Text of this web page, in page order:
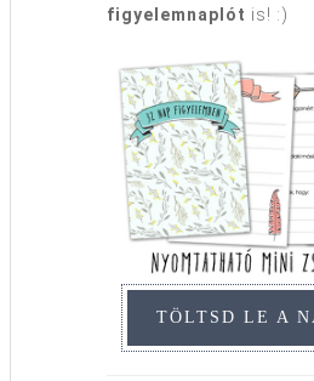
figyelemnaplót is! :)
TÖLTSD LE A